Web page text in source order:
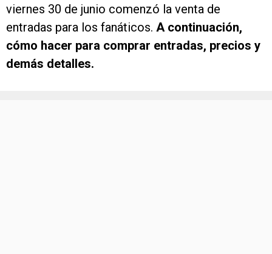
viernes 30 de junio comenzó la venta de
entradas para los fanáticos. A continuación,
cómo hacer para comprar entradas, precios y
demás detalles.